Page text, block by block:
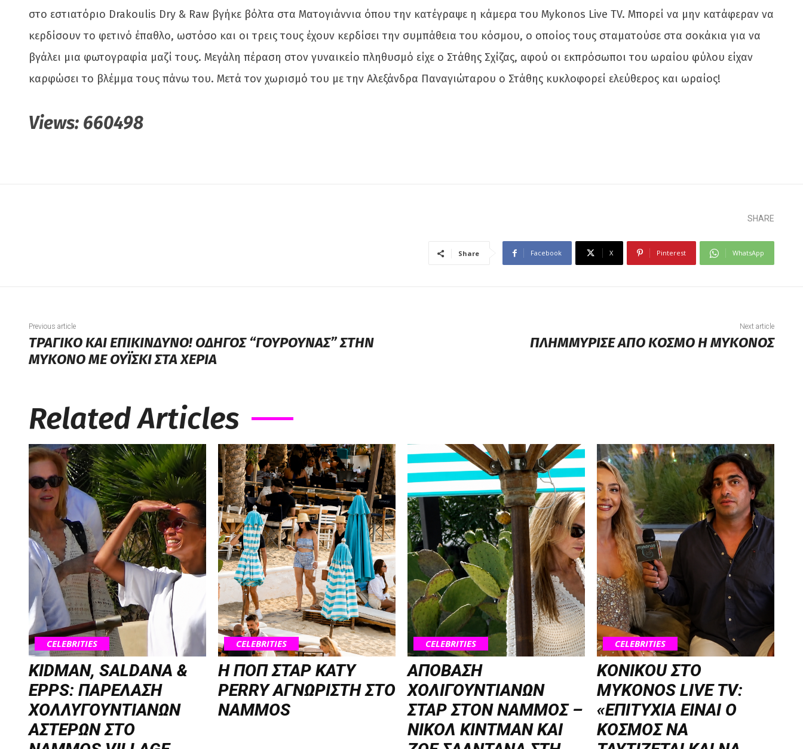
στο εστιατόριο Drakoulis Dry & Raw βγήκε βόλτα στα Ματογιάννια όπου την κατέγραψε η κάμερα του Mykonos Live TV. Μπορεί να μην κατάφεραν να
κερδίσουν το φετινό έπαθλο, ωστόσο και οι τρεις τους έχουν κερδίσει την συμπάθεια του κόσμου, ο οποίος τους σταματούσε στα σοκάκια για να
βγάλει μια φωτογραφία μαζί τους. Μεγάλη πέραση στον γυναικείο πληθυσμό είχε ο Στάθης Σχίζας, αφού οι εκπρόσωποι του ωραίου φύλου είχαν
καρφώσει το βλέμμα τους πάνω του. Μετά τον χωρισμό του με την Αλεξάνδρα Παναγιώταρου ο Στάθης κυκλοφορεί ελεύθερος και ωραίος!
Views: 660498
SHARE
Share Facebook X Pinterest WhatsApp
Previous article
ΤΡΑΓΙΚΟ ΚΑΙ ΕΠΙΚΙΝΔΥΝΟ! ΟΔΗΓΟΣ “ΓΟΥΡΟΥΝΑΣ” ΣΤΗΝ
ΜΥΚΟΝΟ ΜΕ ΟΥΪΣΚΙ ΣΤΑ ΧΕΡΙΑ
Next article
ΠΛΗΜΜΥΡΙΣΕ ΑΠΟ ΚΟΣΜΟ Η ΜΥΚΟΝΟΣ
Related Articles
CELEBRITIES
KIDMAN, SALDANA &
EPPS: ΠΑΡΕΛΑΣΗ
ΧΟΛΛΥΓΟΥΝΤΙΑΝΩΝ
ΑΣΤΕΡΩΝ ΣΤΟ
CELEBRITIES
H ΠΟΠ ΣΤΑΡ KATY
PERRY ΑΓΝΩΡΙΣΤΗ ΣΤΟ
NAMMOS
CELEBRITIES
ΑΠΟΒΑΣΗ
ΧΟΛΙΓΟΥΝΤΙΑΝΩΝ
ΣΤΑΡ ΣΤΟΝ NΑΜΜΟΣ –
ΝΙΚΟΛ ΚΙΝΤΜΑΝ ΚΑΙ
CELEBRITIES
KONIKOU ΣΤΟ
MYKONOS LIVE TV:
«ΕΠΙΤΥΧΙΑ ΕΙΝΑΙ Ο
ΚΟΣΜΟΣ ΝΑ